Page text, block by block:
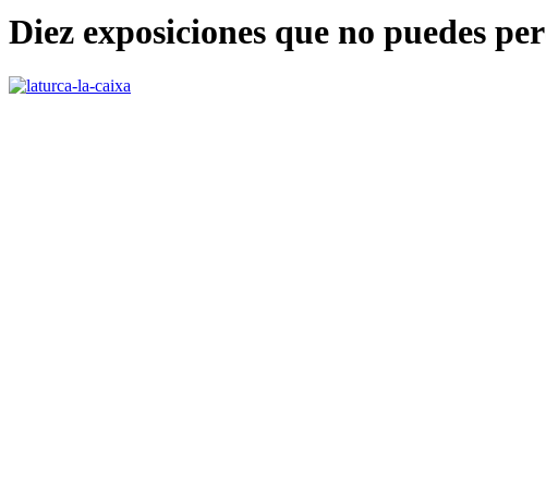
Diez exposiciones que no puedes